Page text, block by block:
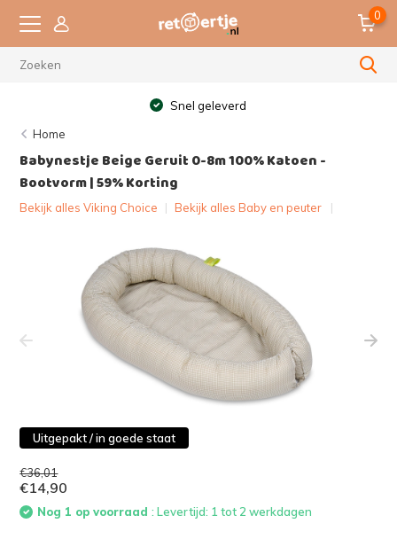
0
Snel geleverd
Home
Babynestje Beige Geruit 0-8m 100% Katoen -
Bootvorm | 59% Korting
Bekijk alles Viking Choice | Bekijk alles Baby en peuter
Uitgepakt / in goede staat
€36,01
€14,90
Nog 1 op voorraad: Levertijd: 1 tot 2 werkdagen